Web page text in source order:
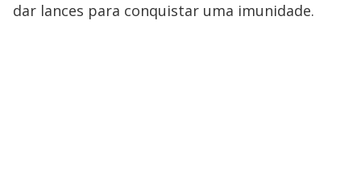
dar lances para conquistar uma imunidade.